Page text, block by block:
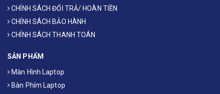
CHÍNH SÁCH ĐỔI TRẢ/ HOÀN TIỀN
CHÍNH SÁCH BẢO HÀNH
CHÍNH SÁCH THANH TOÁN
SẢN PHẨM
Màn Hình Laptop
Bàn Phím Laptop